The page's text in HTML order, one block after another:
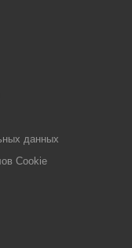
данных
Cookie